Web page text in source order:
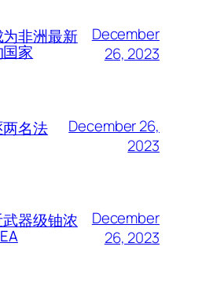
非洲最新
家
December
26, 2023
名法
December 26,
2023
器级铀浓
December
26, 2023